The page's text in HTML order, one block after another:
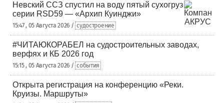
Невский ССЗ спустил на воду пятый сухогруз
серии RSD59 — «Архип Куинджи»
15:47 , 05 Августа 2026 / судостроение
#ЧИТАЮКОРАБЕЛ на судостроительных заводах,
верфях и КБ 2026 год
15:15 , 05 Августа 2026 / события
Открыта регистрация на конференцию «Реки.
Круизы. Маршруты»